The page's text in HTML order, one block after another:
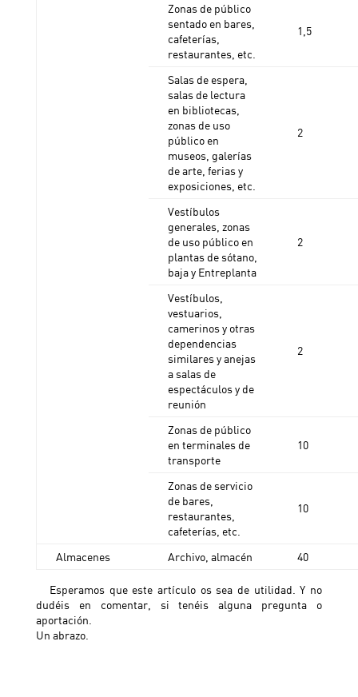
Zonas de público
sentado en bares,
cafeterías,
restaurantes, etc.
1,5
Salas de espera,
salas de lectura
en bibliotecas,
zonas de uso
público en
museos, galerías
de arte, ferias y
exposiciones, etc.
2
Vestíbulos
generales, zonas
de uso público en
plantas de sótano,
baja y Entreplanta
2
Vestíbulos,
vestuarios,
camerinos y otras
dependencias
similares y anejas
a salas de
espectáculos y de
reunión
2
Zonas de público
en terminales de
transporte
10
Zonas de servicio
de bares,
restaurantes,
cafeterías, etc.
10
Almacenes Archivo, almacén 40
Esperamos que este artículo os sea de utilidad. Y no
dudéis en comentar, si tenéis alguna pregunta o
aportación.
Un abrazo.